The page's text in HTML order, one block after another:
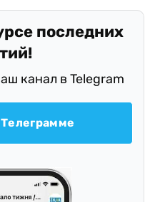
последних
канал в Telegram